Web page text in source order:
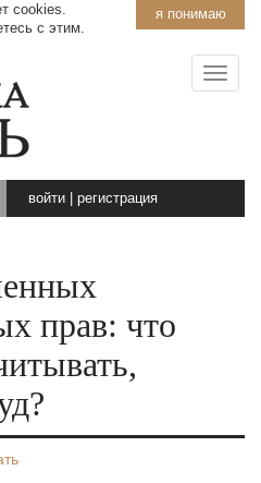
я понимаю
cookies.
с этим.
войти регистрация
прав: что